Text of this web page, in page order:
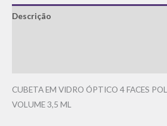
Descrição
CUBETA EM VIDRO ÓPTICO 4 FACES
VOLUME 3,5 ML